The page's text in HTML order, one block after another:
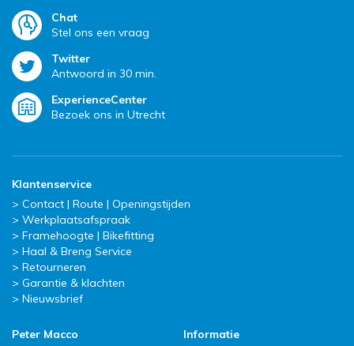
Chat
Stel ons een vraag
Twitter
Antwoord in 30 min.
ExperienceCenter
Bezoek ons in Utrecht
Klantenservice
Contact | Route | Openingstijden
Werkplaatsafspraak
Framehoogte | Bikefitting
Haal & Breng Service
Retourneren
Garantie & klachten
Nieuwsbrief
Peter Macco
Informatie